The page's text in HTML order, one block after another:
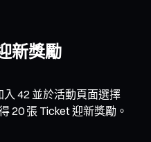
新獎勵
入 42 並於活動頁面選擇
20 張 Ticket 迎新獎勵。